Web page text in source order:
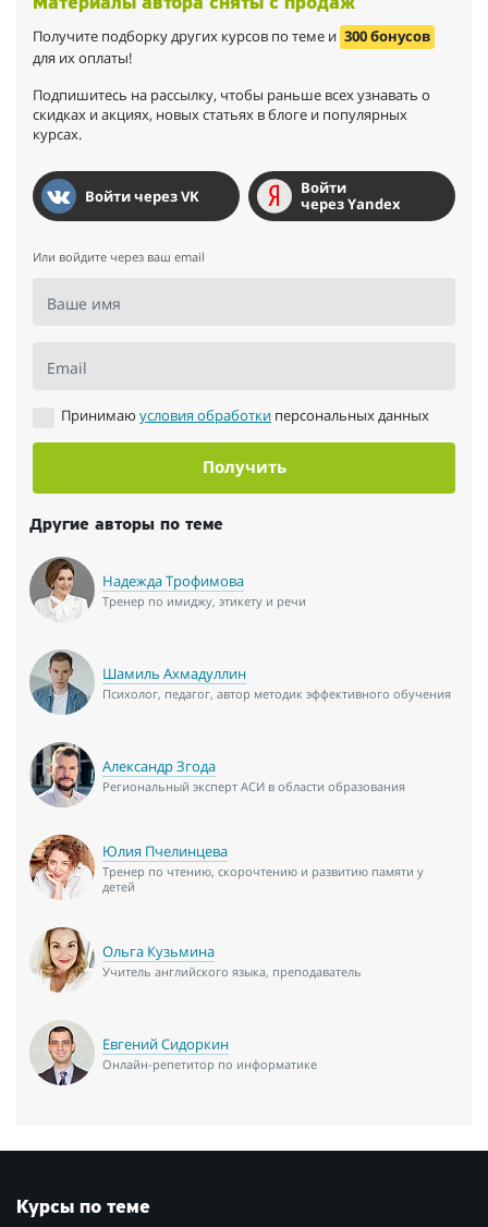
Получите подборку других курсов по теме и 300 бонусов
для их оплаты!
Подпишитесь на рассылку, чтобы раньше всех узнавать о
скидках и акциях, новых статьях в блоге и популярных
курсах.
Войти через VK
Войти
через Yandex
Или войдите через ваш email
Ваше имя
Email
Принимаю условия обработки персональных данных
Получить
Другие авторы по теме
Надежда Трофимова
Тренер по имиджу, этикету и речи
Шамиль Ахмадуллин
Психолог, педагог, автор методик эффективного обучения
Александр Згода
Региональный эксперт АСИ в области образования
Юлия Пчелинцева
Тренер по чтению, скорочтению и развитию памяти у
детей
Ольга Кузьмина
Учитель английского языка, преподаватель
Евгений Сидоркин
Онлайн-репетитор по информатике
Курсы по теме